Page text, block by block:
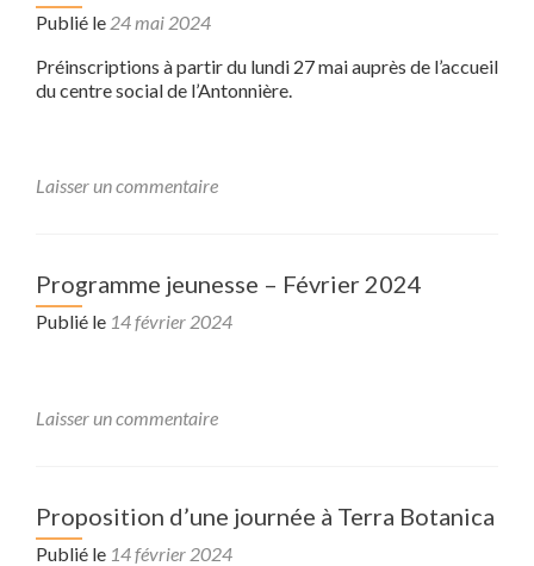
Publié le 24 mai 2024
Préinscriptions à partir du lundi 27 mai auprès de l’accueil
du centre social de l’Antonnière.
Laisser un commentaire
Programme jeunesse – Février 2024
Publié le 14 février 2024
Laisser un commentaire
Proposition d’une journée à Terra Botanica
Publié le 14 février 2024